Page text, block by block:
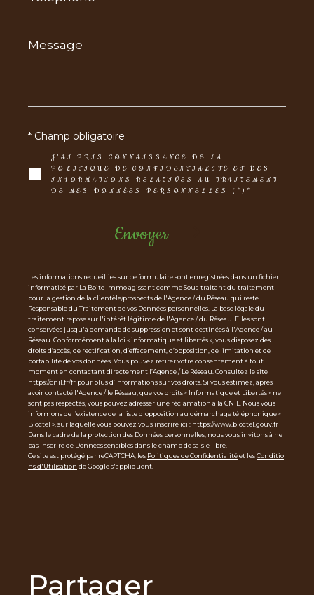
Message
*
J'AI PRIS CONNAISSANCE DE LA
POLITIQUE DE CONFIDENTIALITÉ ET DES
INFORMATIONS RELATIVES AU TRAITEMENT
DE MES DONNÉES PERSONNELLES (*)*
* Champ obligatoire
Envoyer
Les informations recueillies sur ce formulaire sont enregistrées dans un fichier
informatisé par La Boite Immo agissant comme Sous-traitant du traitement
pour la gestion de la clientèle/prospects de l'Agence / du Réseau qui reste
Responsable du Traitement de vos Données personnelles. La base légale du
traitement repose sur l'intérêt légitime de l'Agence / du Réseau. Elles sont
conservées jusqu'à demande de suppression et sont destinées à l'Agence / au
Réseau. Conformément à la loi « informatique et libertés », vous disposez des
droits d’accès, de rectification, d’effacement, d’opposition, de limitation et de
portabilité de vos données. Vous pouvez retirer votre consentement à tout
moment en contactant directement l’Agence / Le Réseau. Consultez le site
https://cnil.fr/fr pour plus d’informations sur vos droits. Si vous estimez, après
avoir contacté l'Agence / le Réseau, que vos droits « Informatique et Libertés » ne
sont pas respectés, vous pouvez adresser une réclamation à la CNIL. Nous vous
informons de l’existence de la liste d'opposition au démarchage téléphonique «
Bloctel », sur laquelle vous pouvez vous inscrire ici : https://www.bloctel.gouv.fr
Dans le cadre de la protection des Données personnelles, nous vous invitons à ne
pas inscrire de Données sensibles dans le champ de saisie libre.
Ce site est protégé par reCAPTCHA, les Politiques de Confidentialitéet lesConditio
ns d'Utilisation de Google s'appliquent.
partager